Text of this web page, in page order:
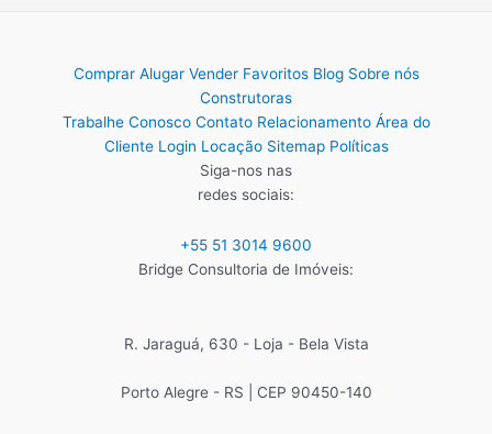
Comprar Alugar Vender Favoritos Blog Sobre nós
Construtoras
Trabalhe Conosco Contato Relacionamento Área do
Cliente Login Locação Sitemap Políticas
Siga-nos nas
redes sociais:
+55 51 3014 9600
Bridge Consultoria de Imóveis:
R. Jaraguá, 630 - Loja - Bela Vista
Porto Alegre - RS | CEP 90450-140